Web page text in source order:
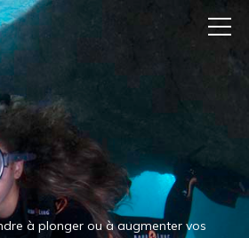
à plonger ou à augmenter vos